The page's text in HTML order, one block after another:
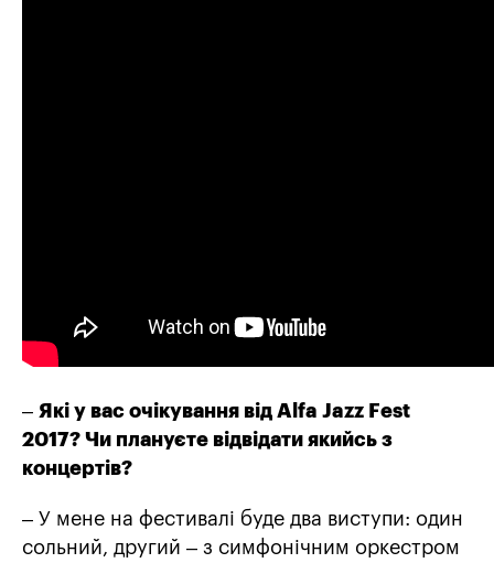
– Які у вас очікування від Alfa Jazz Fest
2017? Чи плануєте відвідати якийсь з
концертів?
– У мене на фестивалі буде два виступи: один
сольний, другий – з симфонічним оркестром